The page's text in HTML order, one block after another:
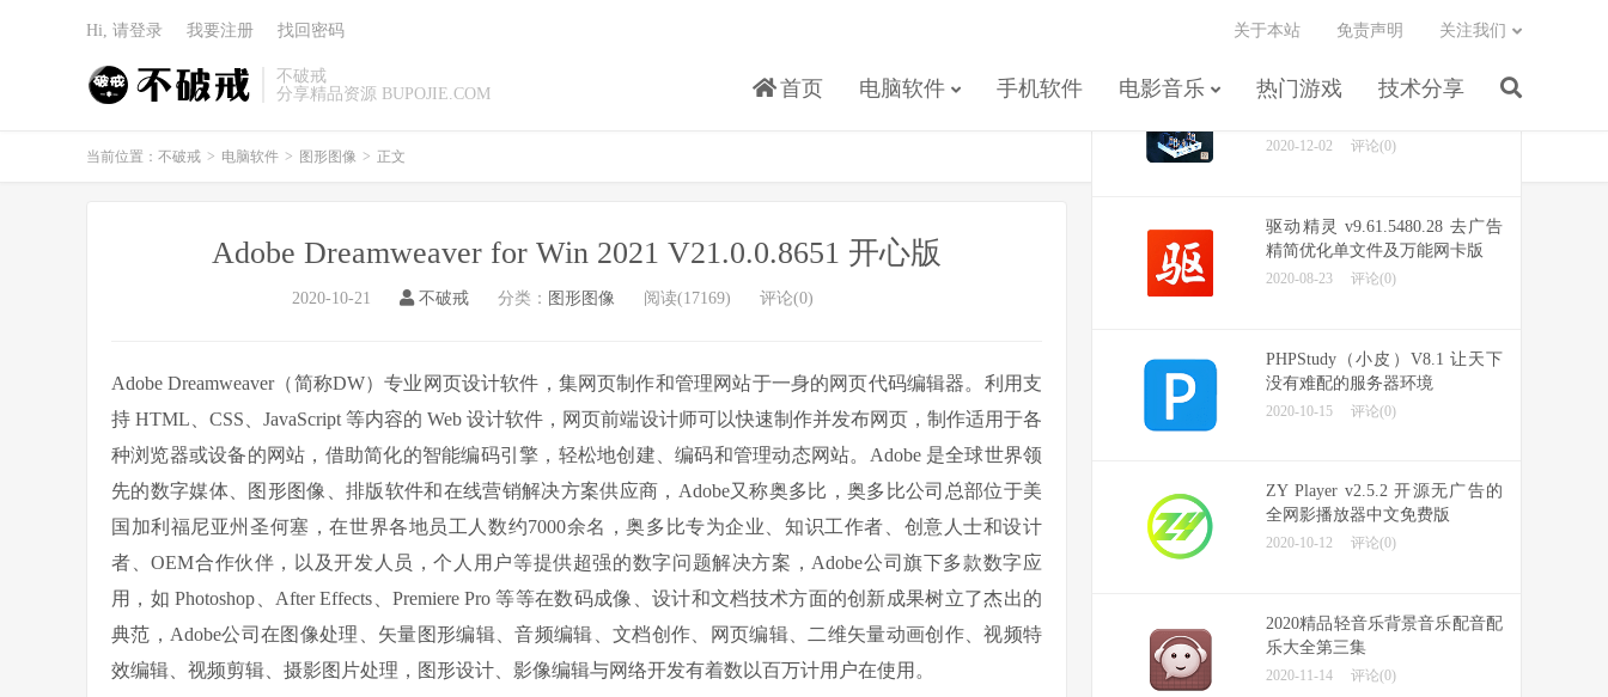
不破戒
分享精品资源 BUPOJIE.COM
首页 电脑软件 手机软件 电影音乐 热门游戏 技术分享
关于本站 免责声明 关注我们
Hi, 请登录 我要注册 找回密码
当前位置： 不破戒 > 电脑软件 > 图形图像 > 正文
Adobe Dreamweaver for Win 2021 V21.0.0.8651 开心版
2020-10-21 不破戒 分类： 图形图像 阅读(17169) 评论(0)
Adobe Dreamweaver（简称DW）专业网页设计软件，集网页制作和管理网站于一身的网页代码编辑器。利用支
持 HTML、CSS、JavaScript 等内容的 Web 设计软件，网页前端设计师可以快速制作并发布网页，制作适用于各
种浏览器或设备的网站，借助简化的智能编码引擎，轻松地创建、编码和管理动态网站。Adobe 是全球世界领
先的数字媒体、图形图像、排版软件和在线营销解决方案供应商，Adobe又称奥多比，奥多比公司总部位于美
国加利福尼亚州圣何塞，在世界各地员工人数约7000余名，奥多比专为企业、知识工作者、创意人士和设计
者、OEM合作伙伴，以及开发人员，个人用户等提供超强的数字问题解决方案，Adobe公司旗下多款数字应
用，如 Photoshop、After Effects、Premiere Pro 等等在数码成像、设计和文档技术方面的创新成果树立了杰出的
典范，Adobe公司在图像处理、矢量图形编辑、音频编辑、文档创作、网页编辑、二维矢量动画创作、视频特
效编辑、视频剪辑、摄影图片处理，图形设计、影像编辑与网络开发有着数以百万计用户在使用。
发烧胆机 · 人声测试鉴听碟黑胶
2020-12-02 评论(0)
驱动精灵 v9.61.5480.28 去广告
精简优化单文件及万能网卡版
2020-08-23 评论(0)
PHPStudy（小皮）V8.1 让天下
没有难配的服务器环境
2020-10-15 评论(0)
ZY Player v2.5.2 开源无广告的
全网影播放器中文免费版
2020-10-12 评论(0)
2020精品轻音乐背景音乐配音配
乐大全第三集
2020-11-14 评论(0)